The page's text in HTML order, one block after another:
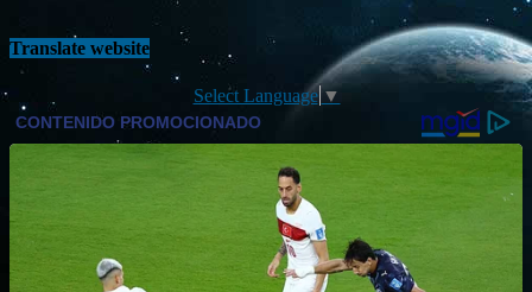
Translate website
Select Language ▼